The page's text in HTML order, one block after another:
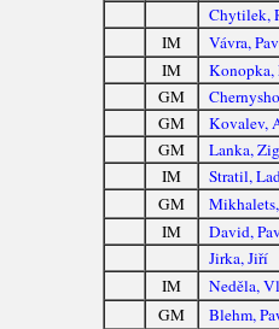
Chytilek,
IM
Vávra,
IM
GM
GM
Kovalev,
GM
Lanka,
IM
Stratil,
GM
IM
David,
Jirka, Jiří
IM
Neděla,
GM
Blehm,